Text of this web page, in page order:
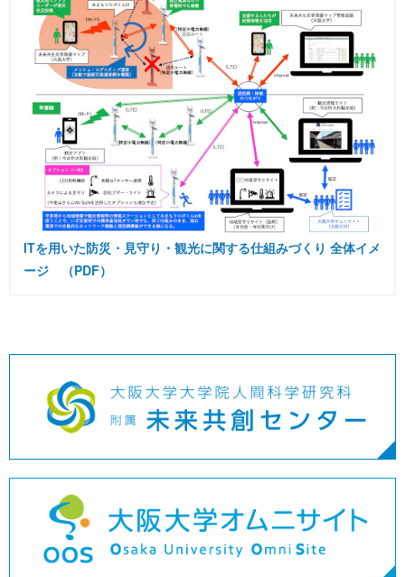
ITを用いた防災・見守り・観光に関する仕組みづくり 全体イメ
ージ （PDF）